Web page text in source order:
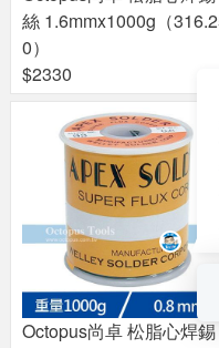
絲 1.6mmx1000g（
0）
$2330
Octopus尚卓 松脂心焊錫